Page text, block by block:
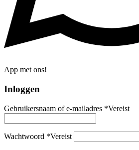
App met ons!
Inloggen
Gebruikersnaam of e-mailadres *Vereist
Wachtwoord *Vereist